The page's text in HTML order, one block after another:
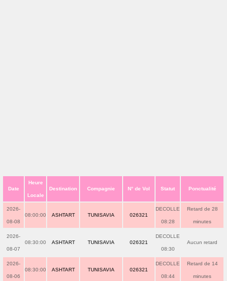
Date
Heure
Locale
Destination Compagnie N° de Vol Statut Ponctualité
2026-
08-08
08:00:00 ASHTART TUNISAVIA 026321
DECOLLE
08:28
Retard de 28
minutes
2026-
08-07
08:30:00 ASHTART TUNISAVIA 026321
DECOLLE
08:30
Aucun retard
2026-
08-06
08:30:00 ASHTART TUNISAVIA 026321
DECOLLE
08:44
Retard de 14
minutes